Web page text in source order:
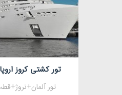
تور کشتی کروز
تور آلمان+نروژ+قطب